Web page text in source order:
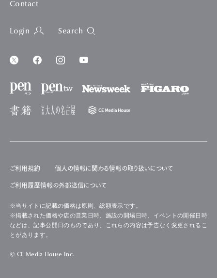
Contact
Login Search
ご利用規約 個人の情報に関わる情報の取り扱いについて
ご利用履歴情報の外部送信について
※当サイトに記載の価格は原則、総額表示です。
※掲載された価格や店の営業日時、施設の開場日時、イベントの開催日時
などは、記事公開日のものであり、これらの内容は予告なく変更されるこ
とがあります。
© CE Media House Inc.